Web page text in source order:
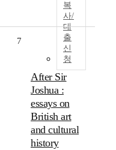
복
사/
대
출
신
청
7
After Sir
Joshua :
essays on
British art
and cultural
history